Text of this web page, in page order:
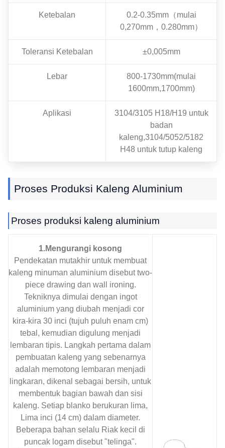
Ketebalan
0.2-0.35mm（mulai
0,270mm，0.280mm）
Toleransi Ketebalan ±0,005mm
Lebar
800-1730mm(mulai
1600mm,1700mm)
Aplikasi
3104/3105 H18/H19 untuk
badan
kaleng,3104/5052/5182
H48 untuk tutup kaleng
Proses Produksi Kaleng Aluminium
Proses produksi kaleng aluminium
1.Mengurangi kosong
Pendekatan mutakhir untuk membuat
kaleng minuman aluminium disebut two-
piece drawing dan wall ironing.
Tekniknya dimulai dengan ingot
aluminium yang diubah menjadi cor
kira-kira 30 inci (tujuh puluh enam cm)
tebal, kemudian digulung menjadi
lembaran tipis. Langkah pertama dalam
pembuatan kaleng yang sebenarnya
adalah memotong lembaran menjadi
lingkaran, dikenal sebagai bersih, untuk
membentuk bagian bawah dan sisi
kaleng. Setiap blanko berukuran lima,
Lima inci (14 cm) dalam diameter.
Beberapa bahan selalu Riak kecil di
puncak logam disebut "telinga".